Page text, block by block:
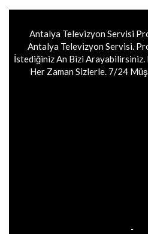
Antalya Televizyon Servisi
Antalya Televizyon Servisi.
İstediğiniz An Bizi
Her Zaman Sizlerle. 7/24